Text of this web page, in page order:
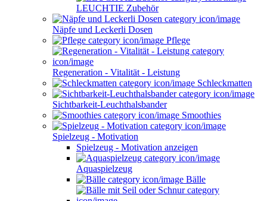
LEUCHTIE Zubehör
Näpfe und Leckerli Dosen
Pflege
Regeneration - Vitalität - Leistung
Schleckmatten
Sichtbarkeit-Leuchthalsbander
Smoothies
Spielzeug - Motivation
Spielzeug - Motivation anzeigen
Aquaspielzeug
Bälle